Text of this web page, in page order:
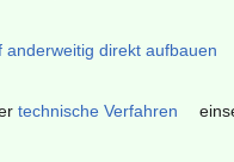
direkt aufbauen
technische Verfahren